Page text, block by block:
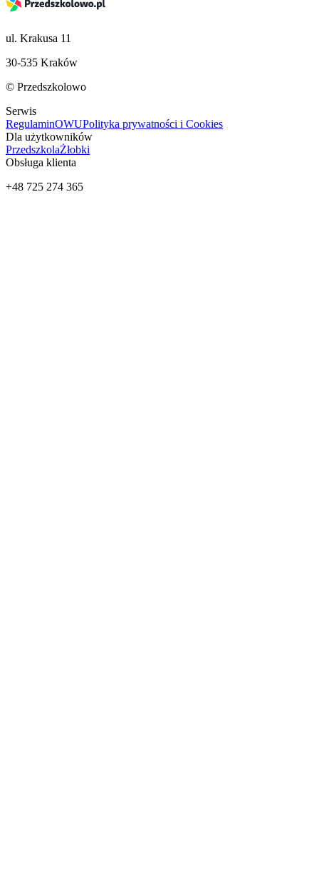
ul. Krakusa 11
30-535 Kraków
© Przedszkolowo
Serwis
RegulaminOWUPolityka prywatności i Cookies
Dla użytkowników
PrzedszkolaŻłobki
Obsługa klienta
+48 725 274 365